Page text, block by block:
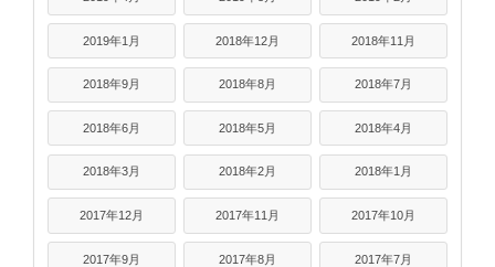
2019年1月 2018年12月 2018年11月
2018年9月 2018年8月 2018年7月
2018年6月 2018年5月 2018年4月
2018年3月 2018年2月 2018年1月
2017年12月 2017年11月 2017年10月
2017年9月 2017年8月 2017年7月